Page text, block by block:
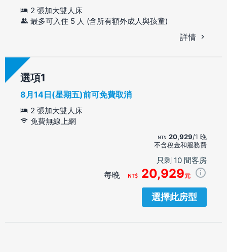
2 張加大雙人床
最多可入住 5 人 (含所有額外成人與孩童)
詳情
選項
8月14日(星期五)前可免費取消
2 張加大雙人床
免費無線上網
20,929/1 晚
不含稅金和服務費
只剩 10 間客房
每晚 20,929元
選擇此房型